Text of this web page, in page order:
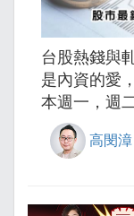
台股熱錢與
是內資的愛
本週一，週
高閔漳